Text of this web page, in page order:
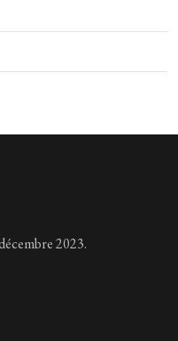
2023.